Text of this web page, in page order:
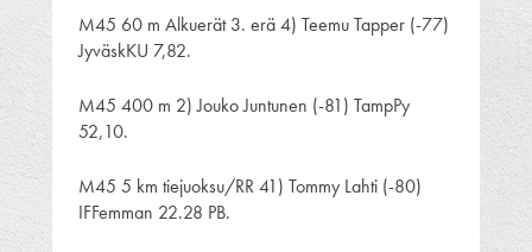
M45 60 m Alkuerät 3. erä 4) Teemu Tapper (-77)
JyväskKU 7,82.
M45 400 m 2) Jouko Juntunen (-81) TampPy
52,10.
M45 5 km tiejuoksu/RR 41) Tommy Lahti (-80)
IFFemman 22.28 PB.